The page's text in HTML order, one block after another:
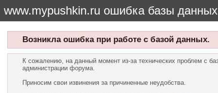
www.mypushkin.ru ошибка базы данных
Возникла ошибка при работе с базой данных.
К сожалению, на данный момент из-за технических проблем с
администрации форума.
Приносим свои извинения за причиненные неудобства.